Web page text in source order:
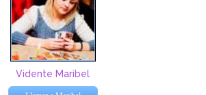
Vidente Maribel